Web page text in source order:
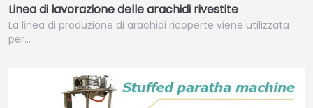
Linea di lavorazione delle arachidi rivestite
La linea di produzione di arachidi ricoperte viene utilizzata
per…